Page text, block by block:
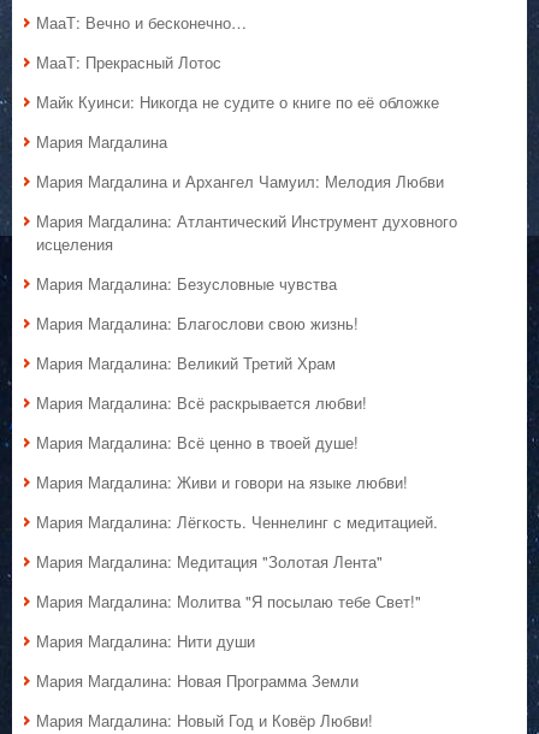
МааТ: Вечно и бесконечно…
МааТ: Прекрасный Лотос
Майк Куинси: Никогда не судите о книге по её обложке
Мария Магдалина
Мария Магдалина и Архангел Чамуил: Мелодия Любви
Мария Магдалина: Атлантический Инструмент духовного
исцеления
Мария Магдалина: Безусловные чувства
Мария Магдалина: Благослови свою жизнь!
Мария Магдалина: Великий Третий Храм
Мария Магдалина: Всё раскрывается любви!
Мария Магдалина: Всё ценно в твоей душе!
Мария Магдалина: Живи и говори на языке любви!
Мария Магдалина: Лёгкость. Ченнелинг с медитацией.
Мария Магдалина: Медитация "Золотая Лента"
Мария Магдалина: Молитва "Я посылаю тебе Свет!"
Мария Магдалина: Нити души
Мария Магдалина: Новая Программа Земли
Мария Магдалина: Новый Год и Ковёр Любви!